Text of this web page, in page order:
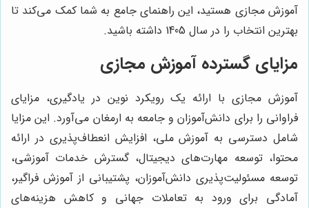
آموزش مجازی هستید، این راهنمای جامع به شما کمک می‌کند تا
بهترین انتخاب را در سال 1405 داشته باشید.
مزایای گسترده آموزش مجازی
آموزش مجازی با ارائه یک رویکرد نوین در یادگیری، مزایای
فراوانی را برای دانش‌آموزان و جامعه به ارمغان می‌آورد. این مزایا
شامل دسترسی به آموزش ملی، افزایش انعطاف‌پذیری در ارائه
محتوا، توسعه مهارت‌های دیجیتال، گسترش خدمات آموزشی،
توسعه مسئولیت‌پذیری دانش‌آموزان، پشتیبانی از آموزش فراگیر،
آمادگی برای ورود به تعاملات جهانی و کاهش هزینه‌های